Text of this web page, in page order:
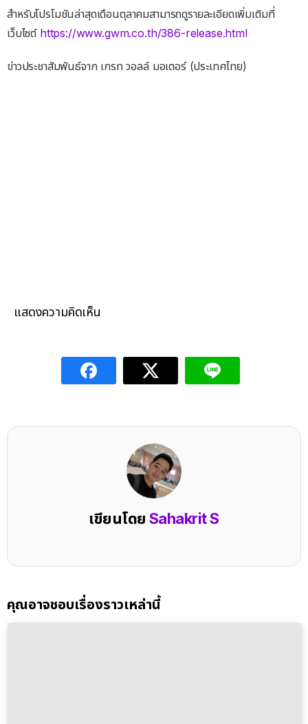
สำหรับโปรโมชันล่าสุดเดือนตุลาคมสามารถดูรายละเอียดเพิ่มเติมที่
เว็บไซต์ https://www.gwm.co.th/386-release.html
ข่าวประชาสัมพันธ์จาก เกรท วอลล์ มอเตอร์ (ประเทศไทย)
แสดงความคิดเห็น
เขียนโดยSahakrit S
คุณอาจชอบเรื่องราวเหล่านี้